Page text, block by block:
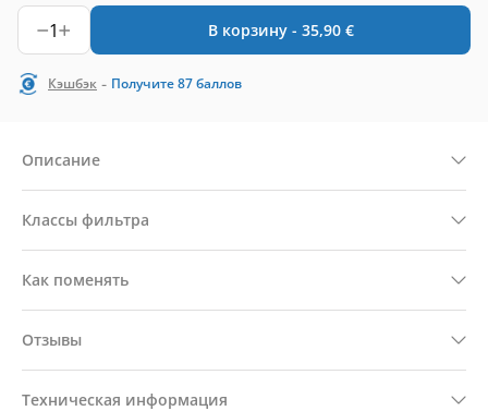
1 В корзину - 35,90 €
Кэшбэк - Получите87баллов
Описание
Классы фильтра
Как поменять
Отзывы
Техническая информация